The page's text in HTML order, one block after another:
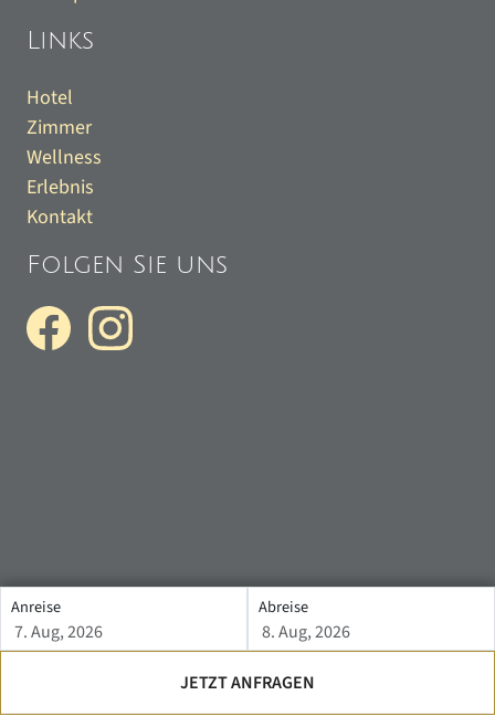
Anreise
JETZT ANFRAGEN
Abreise
Links
Hotel
Zimmer
Wellness
Erlebnis
Kontakt
Folgen Sie uns